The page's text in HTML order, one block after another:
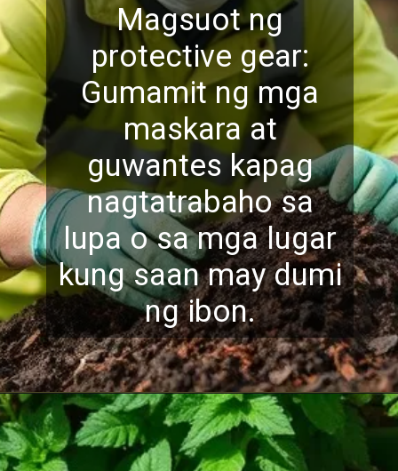
Magsuot ng
protective gear:
Gumamit ng mga
maskara at
guwantes kapag
nagtatrabaho sa
lupa o sa mga lugar
kung saan may dumi
ng ibon.